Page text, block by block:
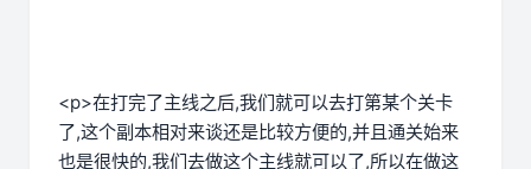
<p>在打完了主线之后,我们就可以去打第某个关卡
了,这个副本相对来谈还是比较方便的,并且通关始来
也是很快的,我们去做这个主线就可以了,所以在做这